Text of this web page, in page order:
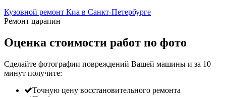
Кузовной ремонт Киа в Санкт-Петербурге
Ремонт царапин
Оценка стоимости работ по фото
Сделайте фотографии повреждений Вашей машины и за 10
минут получите:
Точную цену восстановительного ремонта